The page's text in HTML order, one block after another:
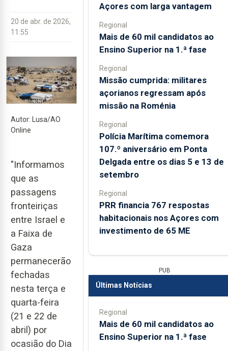
20 de abr. de 2026,
11:55
Autor: Lusa/AO
Online
"Informamos
que as
passagens
fronteiriças
entre Israel e
a Faixa de
Gaza
permanecerão
fechadas
nesta terça e
quarta-feira
(21 e 22 de
abril) por
ocasião do Dia
Açores com larga vantagem
Regional
Mais de 60 mil candidatos ao
Ensino Superior na 1.ª fase
Regional
Missão cumprida: militares
açorianos regressam após
missão na Roménia
Regional
Polícia Marítima comemora
107.º aniversário em Ponta
Delgada entre os dias 5 e 13 de
setembro
Regional
PRR financia 767 respostas
habitacionais nos Açores com
investimento de 65 ME
PUB
Últimas Notícias
Regional
Mais de 60 mil candidatos ao
Ensino Superior na 1.ª fase